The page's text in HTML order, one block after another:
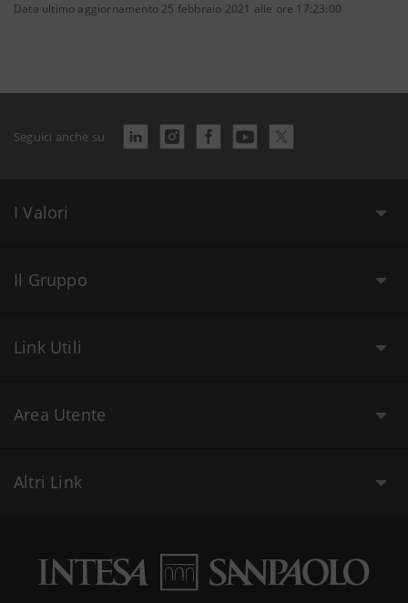
Data ultimo aggiornamento 25 febbraio 2021 alle ore 17:23:00
Seguici anche su
I Valori
Il Gruppo
Link Utili
Area Utente
Altri Link